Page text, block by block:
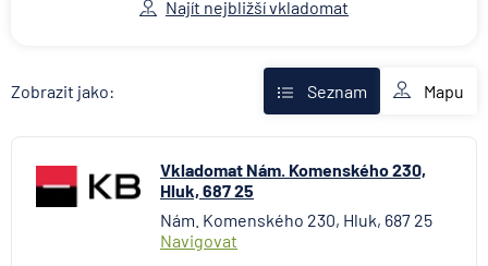
Československá obchodní banka
Fio banka
mBank
MONETA Money Bank
Raiffeisenbank
Stavební spořitelna České spořitelny
Najít nejbližší vkladomat
Zobrazit jako: Seznam Mapu
Vkladomat Nám. Komenského 230,
Hluk, 687 25
Nám. Komenského 230, Hluk, 687 25
Navigovat